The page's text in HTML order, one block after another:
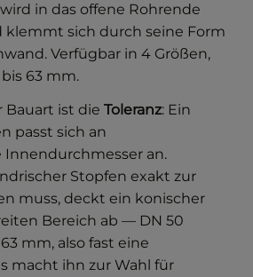
in das offene Rohrende
sich durch seine Form
Verfügbar in 4 Größen,
63 mm.
Bauart ist dieToleranz: Ein
passt sich an
an.
Stopfen exakt zur
muss, deckt ein konischer
Bereich ab — DN 50
mm, also fast eine
macht ihn zur Wahl für